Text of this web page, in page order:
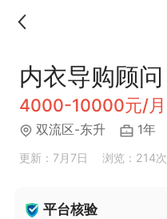
内衣导购顾问
4000-10000元/月
双流区-东升 1年
更新：7月7日 浏览：214次
平台核验